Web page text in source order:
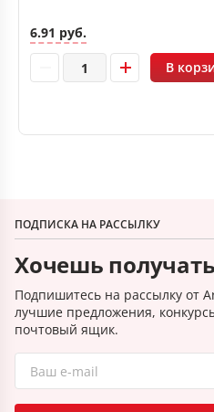
6.91 руб.
В
ПОДПИСКА НА РАССЫЛКУ
Хочешь
Подпишитесь на рассылку от
лучшие предложения,
почтовый ящик.